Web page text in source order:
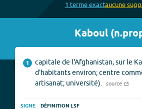
1 termeexactaucune
Kaboul(
1
capitale de l'Afghanistan, sur le
d'habitants environ; centre
artisanat; université).
source
SIGNE DÉFINITION LSF